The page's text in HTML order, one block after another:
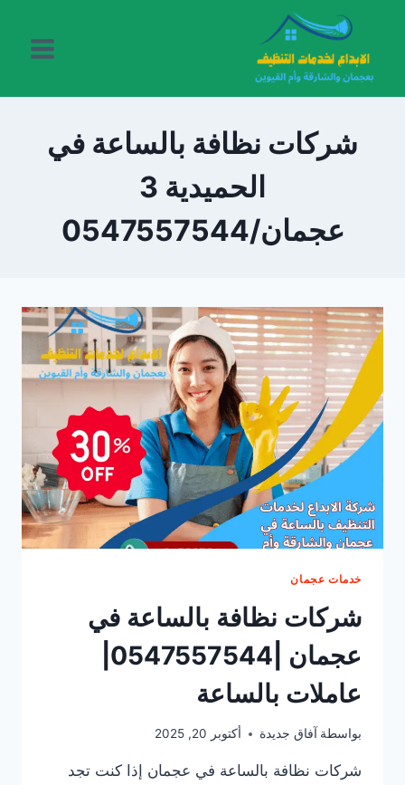
المحتوى
شركات نظافة بالساعة في
الحميدية 3
عجمان/0547557544
خدمات عجمان
شركات نظافة بالساعة في
عاملات بالساعة
بواسطة آفاق جديدة أكتوبر 20, 2025
شركات نظافة بالساعة في عجمان إذا كنت تجد